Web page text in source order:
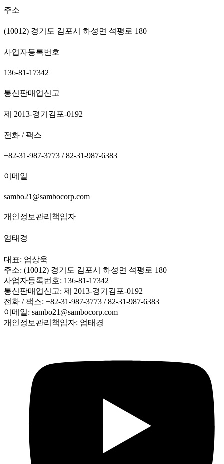
주소
(10012) 경기도 김포시 하성면 석평로 180
사업자등록번호
136-81-17342
통신판매업신고
제 2013-경기김포-0192
전화 / 팩스
+82-31-987-3773 / 82-31-987-6383
이메일
sambo21@sambocorp.com
개인정보관리책임자
엄태경
대표: 엄상욱
주소: (10012) 경기도 김포시 하성면 석평로 180
사업자등록번호: 136-81-17342
통신판매업신고: 제 2013-경기김포-0192
전화 / 팩스: +82-31-987-3773 / 82-31-987-6383
이메일: sambo21@sambocorp.com
개인정보관리책임자: 엄태경